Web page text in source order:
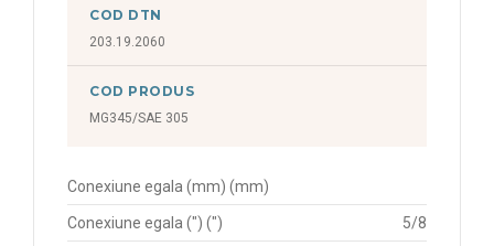
COD DTN
203.19.2060
COD PRODUS
MG345/SAE 305
Conexiune egala (mm) (mm)
Conexiune egala (") (")
5/8